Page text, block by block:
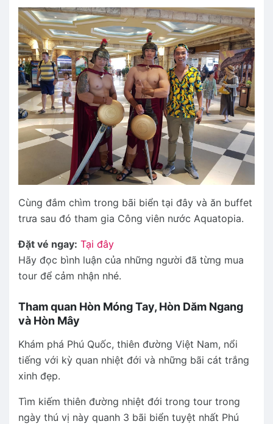
Cùng đắm chìm trong bãi biển tại đây và ăn buffet
trưa sau đó tham gia Công viên nước Aquatopia.
Đặt vé ngay: Tại đây
Hãy đọc bình luận của những người đã từng mua
tour để cảm nhận nhé.
Tham quan Hòn Móng Tay, Hòn Dăm Ngang
và Hòn Mây
Khám phá Phú Quốc, thiên đường Việt Nam, nổi
tiếng với kỳ quan nhiệt đới và những bãi cát trắng
xinh đẹp.
Tìm kiếm thiên đường nhiệt đới trong tour trong
ngày thú vị này quanh 3 bãi biển tuyệt nhất Phú